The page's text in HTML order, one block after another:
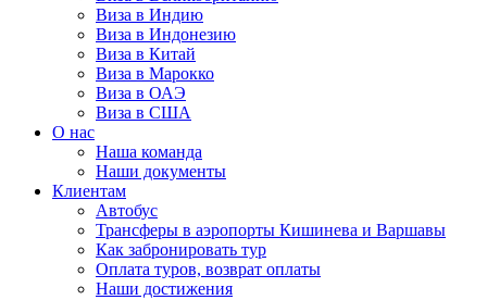
Виза в Индию
Виза в Индонезию
Виза в Китай
Виза в Марокко
Виза в ОАЭ
Виза в США
О нас
Наша команда
Наши документы
Клиентам
Автобус
Трансферы в аэропорты Кишинева и Варшавы
Как забронировать тур
Оплата туров, возврат оплаты
Наши достижения